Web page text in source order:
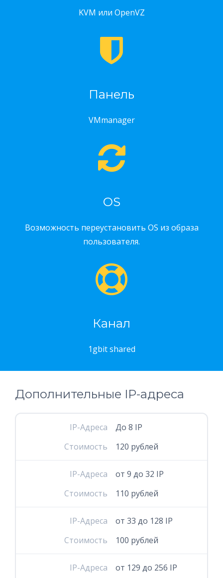
KVM или OpenVZ
Панель
VMmanager
OS
Возможность переустановить OS из образа
пользователя.
Канал
1gbit shared
Дополнительные IP-адреса
IP-Адреса
До 8 IP
Стоимость
120 рублей
IP-Адреса
от 9 до 32 IP
Стоимость
110 рублей
IP-Адреса
от 33 до 128 IP
Стоимость
100 рублей
IP-Адреса от 129 до 256 IP